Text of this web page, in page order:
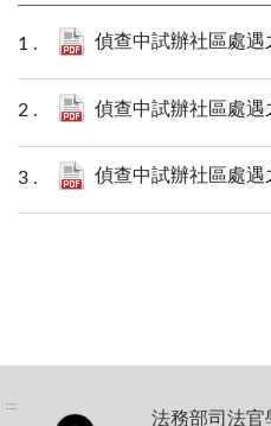
偵查中試辦社區處
偵查中試辦社區處
偵查中試辦社區處
:::
法務部司法官